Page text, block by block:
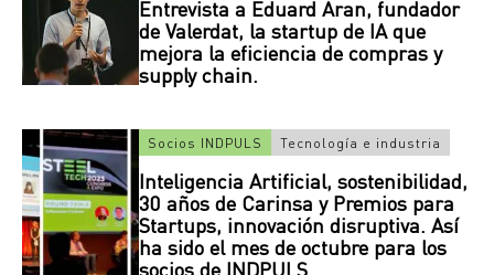
Entrevista a Eduard Aran, fundador
de Valerdat, la startup de IA que
mejora la eficiencia de compras y
supply chain.
Socios INDPULS Tecnología e industria
Inteligencia Artificial, sostenibilidad,
30 años de Carinsa y Premios para
Startups, innovación disruptiva. Así
ha sido el mes de octubre para los
socios de INDPULS.